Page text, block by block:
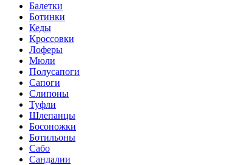
Балетки
Ботинки
Кеды
Кроссовки
Лоферы
Мюли
Полусапоги
Сапоги
Слипоны
Туфли
Шлепанцы
Босоножки
Ботильоны
Сабо
Сандалии